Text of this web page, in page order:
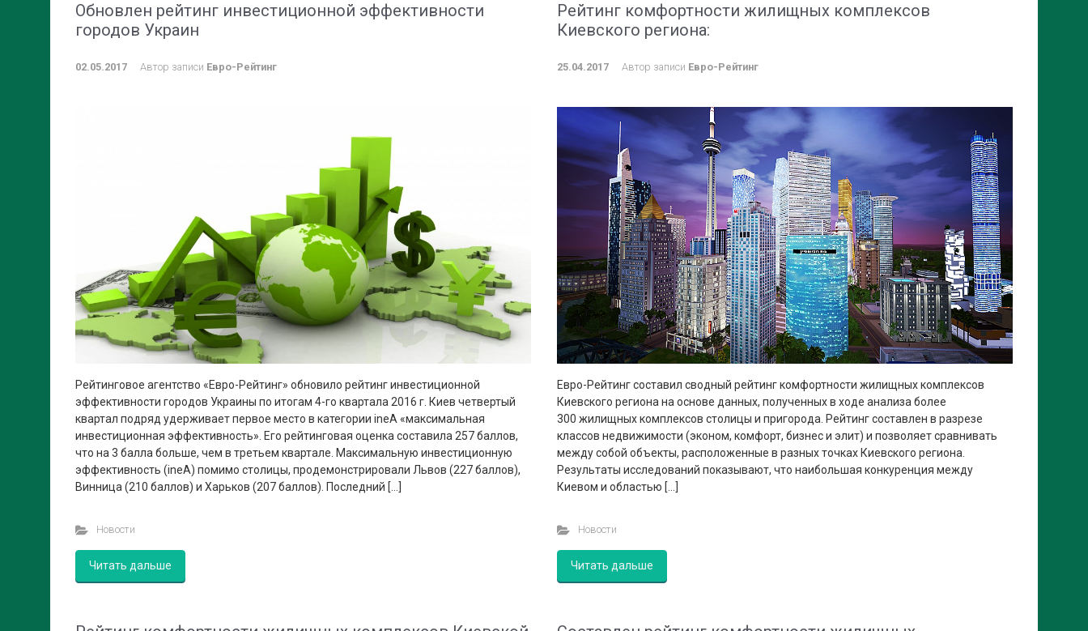
Обновлен рейтинг инвестиционной эффективности
городов Украин
02.05.2017 Автор записи Евро-Рейтинг
Рейтинговое агентство «Евро-Рейтинг» обновило рейтинг инвестиционной
эффективности городов Украины по итогам 4-го квартала 2016 г. Киев четвертый
квартал подряд удерживает первое место в категории ineА «максимальная
инвестиционная эффективность». Его рейтинговая оценка составила 257 баллов,
что на 3 балла больше, чем в третьем квартале. Максимальную инвестиционную
эффективность (ineА) помимо столицы, продемонстрировали Львов (227 баллов),
Винница (210 баллов) и Харьков (207 баллов). Последний […]
Новости
Читать дальше
Рейтинг комфортности жилищных комплексов
Киевского региона:
25.04.2017 Автор записи Евро-Рейтинг
Евро-Рейтинг составил сводный рейтинг комфортности жилищных комплексов
Киевского региона на основе данных, полученных в ходе анализа более
300 жилищных комплексов столицы и пригорода. Рейтинг составлен в разрезе
классов недвижимости (эконом, комфорт, бизнес и элит) и позволяет сравнивать
между собой объекты, расположенные в разных точках Киевского региона.
Результаты исследований показывают, что наибольшая конкуренция между
Киевом и областью […]
Новости
Читать дальше